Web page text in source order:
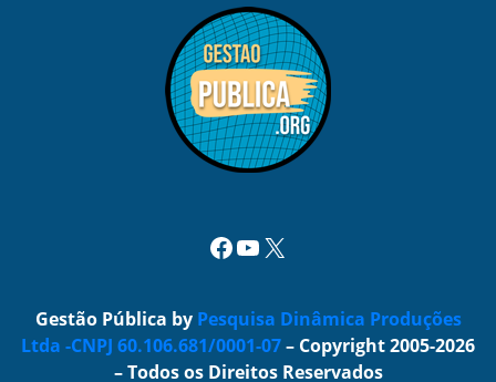
Facebook Youtube X
Gestão Pública by Pesquisa Dinâmica Produções
Ltda -CNPJ 60.106.681/0001-07– Copyright 2005-2026
– Todos os Direitos Reservados